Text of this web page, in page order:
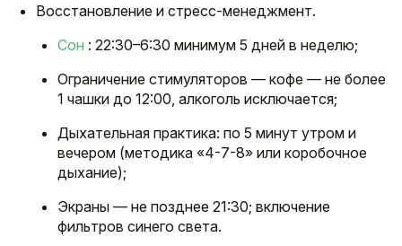
Восстановление и стресс-менеджмент.
Сон : 22:30–6:30 минимум 5 дней в неделю;
Ограничение стимуляторов — кофе — не более
1 чашки до 12:00, алкоголь исключается;
Дыхательная практика: по 5 минут утром и
вечером (методика «4-7-8» или коробочное
дыхание);
Экраны — не позднее 21:30; включение
фильтров синего света.